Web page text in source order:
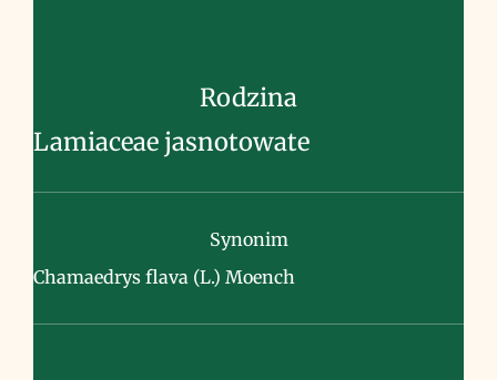
Rodzina
Lamiaceae jasnotowate
Synonim
Chamaedrys flava (L.) Moench